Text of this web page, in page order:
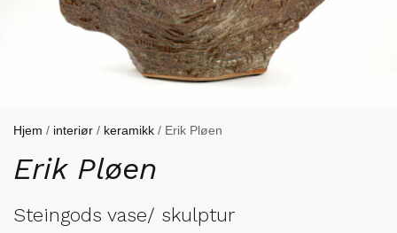
Hjem / interiør / keramikk / Erik Pløen
Erik Pløen
Steingods vase/ skulptur